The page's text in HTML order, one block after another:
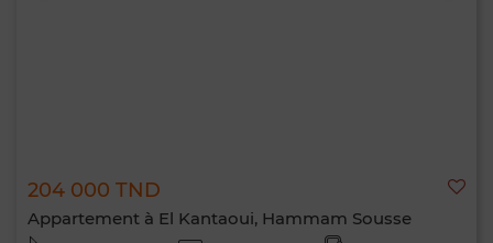
204 000 TND
Appartement à El Kantaoui, Hammam Sousse